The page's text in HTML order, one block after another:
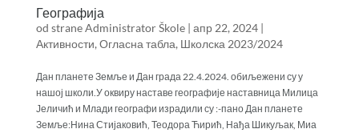
Географија
od straneAdministrator Škole| апр 22, 2024|
Активности, Огласна табла, Школска 2023/2024
Дан планете Земље и Дан града 22.4.2024. обиљежени су у
нашој школи.У оквиру наставе географије наставница Милица
Јеличић и Млади географи израдили су :-пано Дан планете
Земље:Нина Стијаковић, Теодора Ћирић, Нађа Шикуљак, Миа